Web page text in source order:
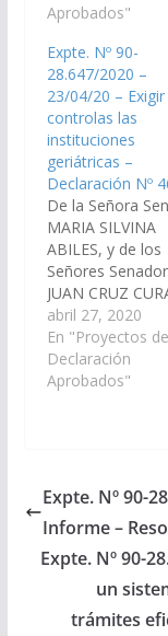
ante el Ente
(ENARGAS), las
medidas
que permitan a
S.A., en la
de la Provincia de
Salta, a
sistema de…
Aprobados"
Expte. Nº 90-
28.647/2020 –
23/04/20 – Exigir
controlas las
instituciones
geriátricas –
Declaración Nº
De la Señora
MARIA SILVINA
ABILES, y de los
Señores
JUAN CRUZ
JORGE PABLO
MASHUR LAPAD,
SERGIO OMAR
RAMOS, MANUEL
DANI RAUL
JOSE ANTONIO
IBARRA, CARLOS
ALBERTO
GUILLERMO
CORNEJO,
DURVAL
abril 27, 2020
En "Proyectos de
Declaración
Aprobados"
Expte. Nº 90-
Informe –
Expte. Nº 90-
un
trámites